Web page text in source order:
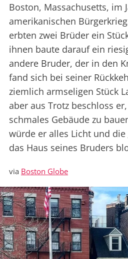
Boston, Massachusetts, im
amerikanischen
erbten zwei Brüder ein
ihnen baute darauf ein
andere Bruder, der in den
fand sich bei seiner
ziemlich armseligen Stück
aber aus Trotz beschloss
schmales Gebäude zu
würde er alles Licht und
das Haus seines Bruders
via Boston Globe